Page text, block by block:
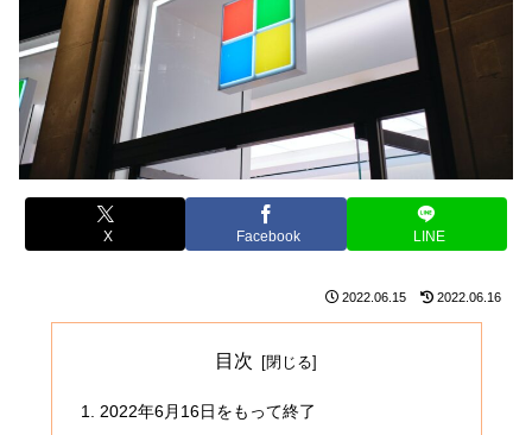
X Facebook LINE
2022.06.15 2022.06.16
目次
2022年6月16日をもって終了